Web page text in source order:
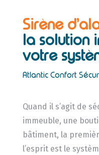
Sirène
la solution
votre
Atlantic Confort
Quand il s’agit de
immeuble, une
bâtiment, la
l’esprit est le